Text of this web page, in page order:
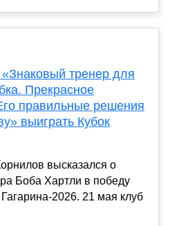
тренер для
Прекрасное
правильные решения
выиграть Кубок
высказался о
Боба Хартли в победу
2026. 21 мая клуб